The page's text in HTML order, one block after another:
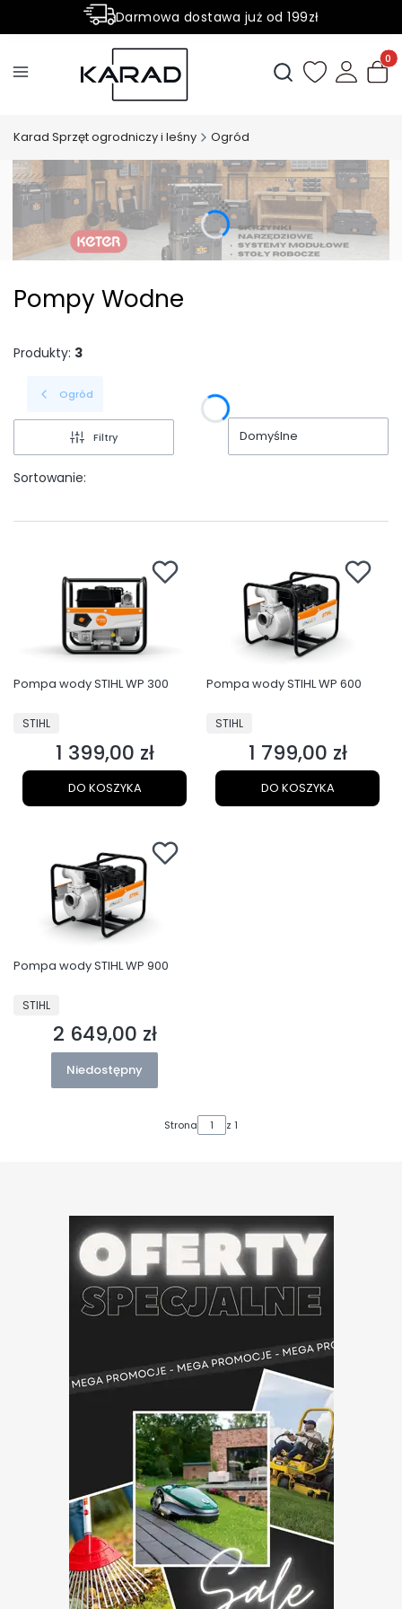
Darmowa dostawa już od 199zł
Rabaty -50% na wybrane produkty
Otwórz
Karad Sprzęt ogrodniczy i leśny Ogród
Pompy Wodne
Produkty: 3
Ogród
Filtry
Sortowanie:
Domyślne
Pompa wody STIHL WP 300
PRODUCENT
STIHL
Cena
1 399,00 zł
DO KOSZYKA
Pompa wody STIHL WP 600
PRODUCENT
STIHL
Cena
1 799,00 zł
DO KOSZYKA
Pompa wody STIHL WP 900
PRODUCENT
STIHL
Cena
2 649,00 zł
Niedostępny
Strona z 1